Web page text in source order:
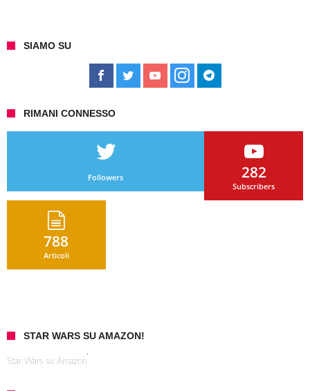
SIAMO SU
RIMANI CONNESSO
Followers 282
Subscribers
788
Articoli
STAR WARS SU AMAZON!
Star Wars su Amazon